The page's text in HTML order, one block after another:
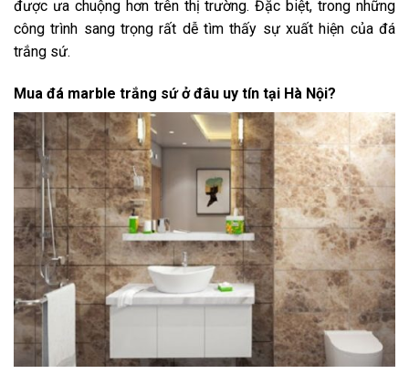
được ưa chuộng hơn trên thị trường. Đặc biệt, trong những
công trình sang trọng rất dễ tìm thấy sự xuất hiện của đá
trắng sứ.
Mua đá marble trắng sứ ở đâu uy tín tại Hà Nội?